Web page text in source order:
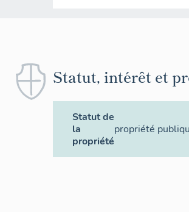
Statut, intérêt et
Statut de
la
propriété
propriété